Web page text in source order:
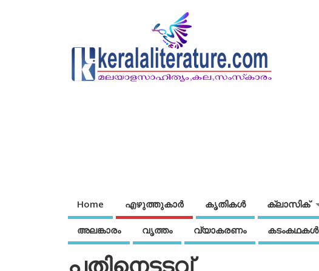
Home എഴുത്തുകാര്‍ കൃതികൾ ക്ലാസിക്
അലങ്കാരം വൃത്തം വ്യാകരണം കടംകഥകള്‍